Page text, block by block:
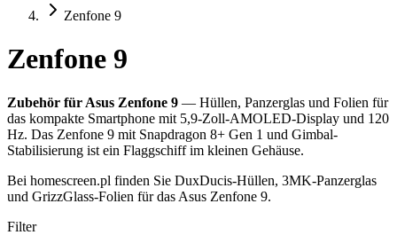
Zenfone 9
Zenfone 9
Zubehör für Asus Zenfone 9 — Hüllen, Panzerglas und Folien für
das kompakte Smartphone mit 5,9-Zoll-AMOLED-Display und 120
Hz. Das Zenfone 9 mit Snapdragon 8+ Gen 1 und Gimbal-
Stabilisierung ist ein Flaggschiff im kleinen Gehäuse.
Bei homescreen.pl finden Sie DuxDucis-Hüllen, 3MK-Panzerglas
und GrizzGlass-Folien für das Asus Zenfone 9.
Filter